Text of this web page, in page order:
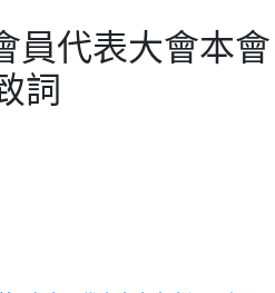
員代表大會本會
詞